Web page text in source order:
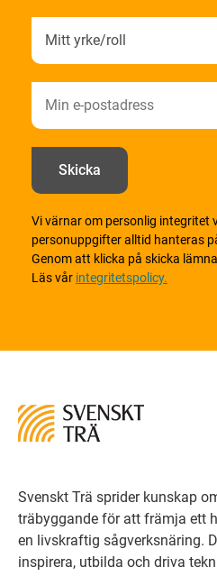
Vi värnar om personlig integritet
personuppgifter alltid hanteras
Genom att klicka på skicka
Läs vår integritetspolicy.
Svenskt Trä sprider kunskap
träbyggande för att främja ett
en livskraftig sågverksnäring.
inspirera, utbilda och driva